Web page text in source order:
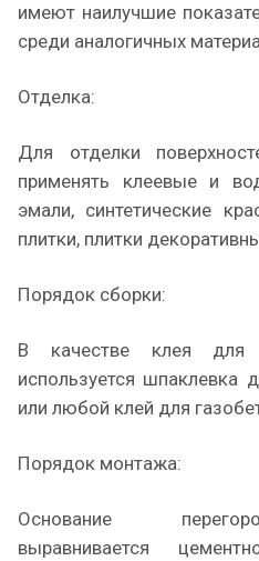
имеют наилучшие
среди аналогичных
Отделка:
Для отделки
применять клеевые и
эмали, синтетические
плитки, плитки
Порядок сборки:
В качестве клея для
используется шпаклевка
или любой клей для
Порядок монтажа:
Основание
выравнивается